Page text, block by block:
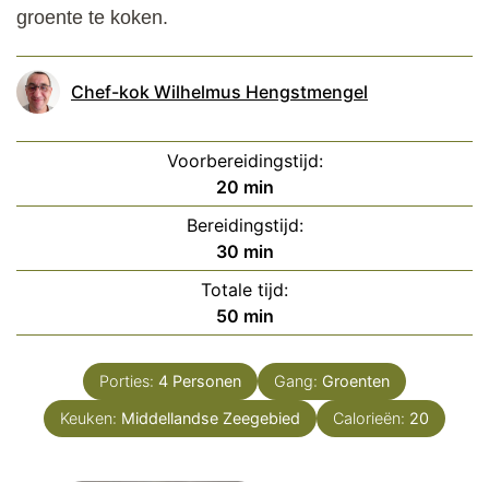
groente te koken.
Chef-kok Wilhelmus Hengstmengel
Voorbereidingstijd:
20minuten
min
Bereidingstijd:
30minuten
min
Totale tijd:
50minuten
min
Porties: 4 Personen Gang: Groenten
Keuken: Middellandse Zeegebied Calorieën: 20